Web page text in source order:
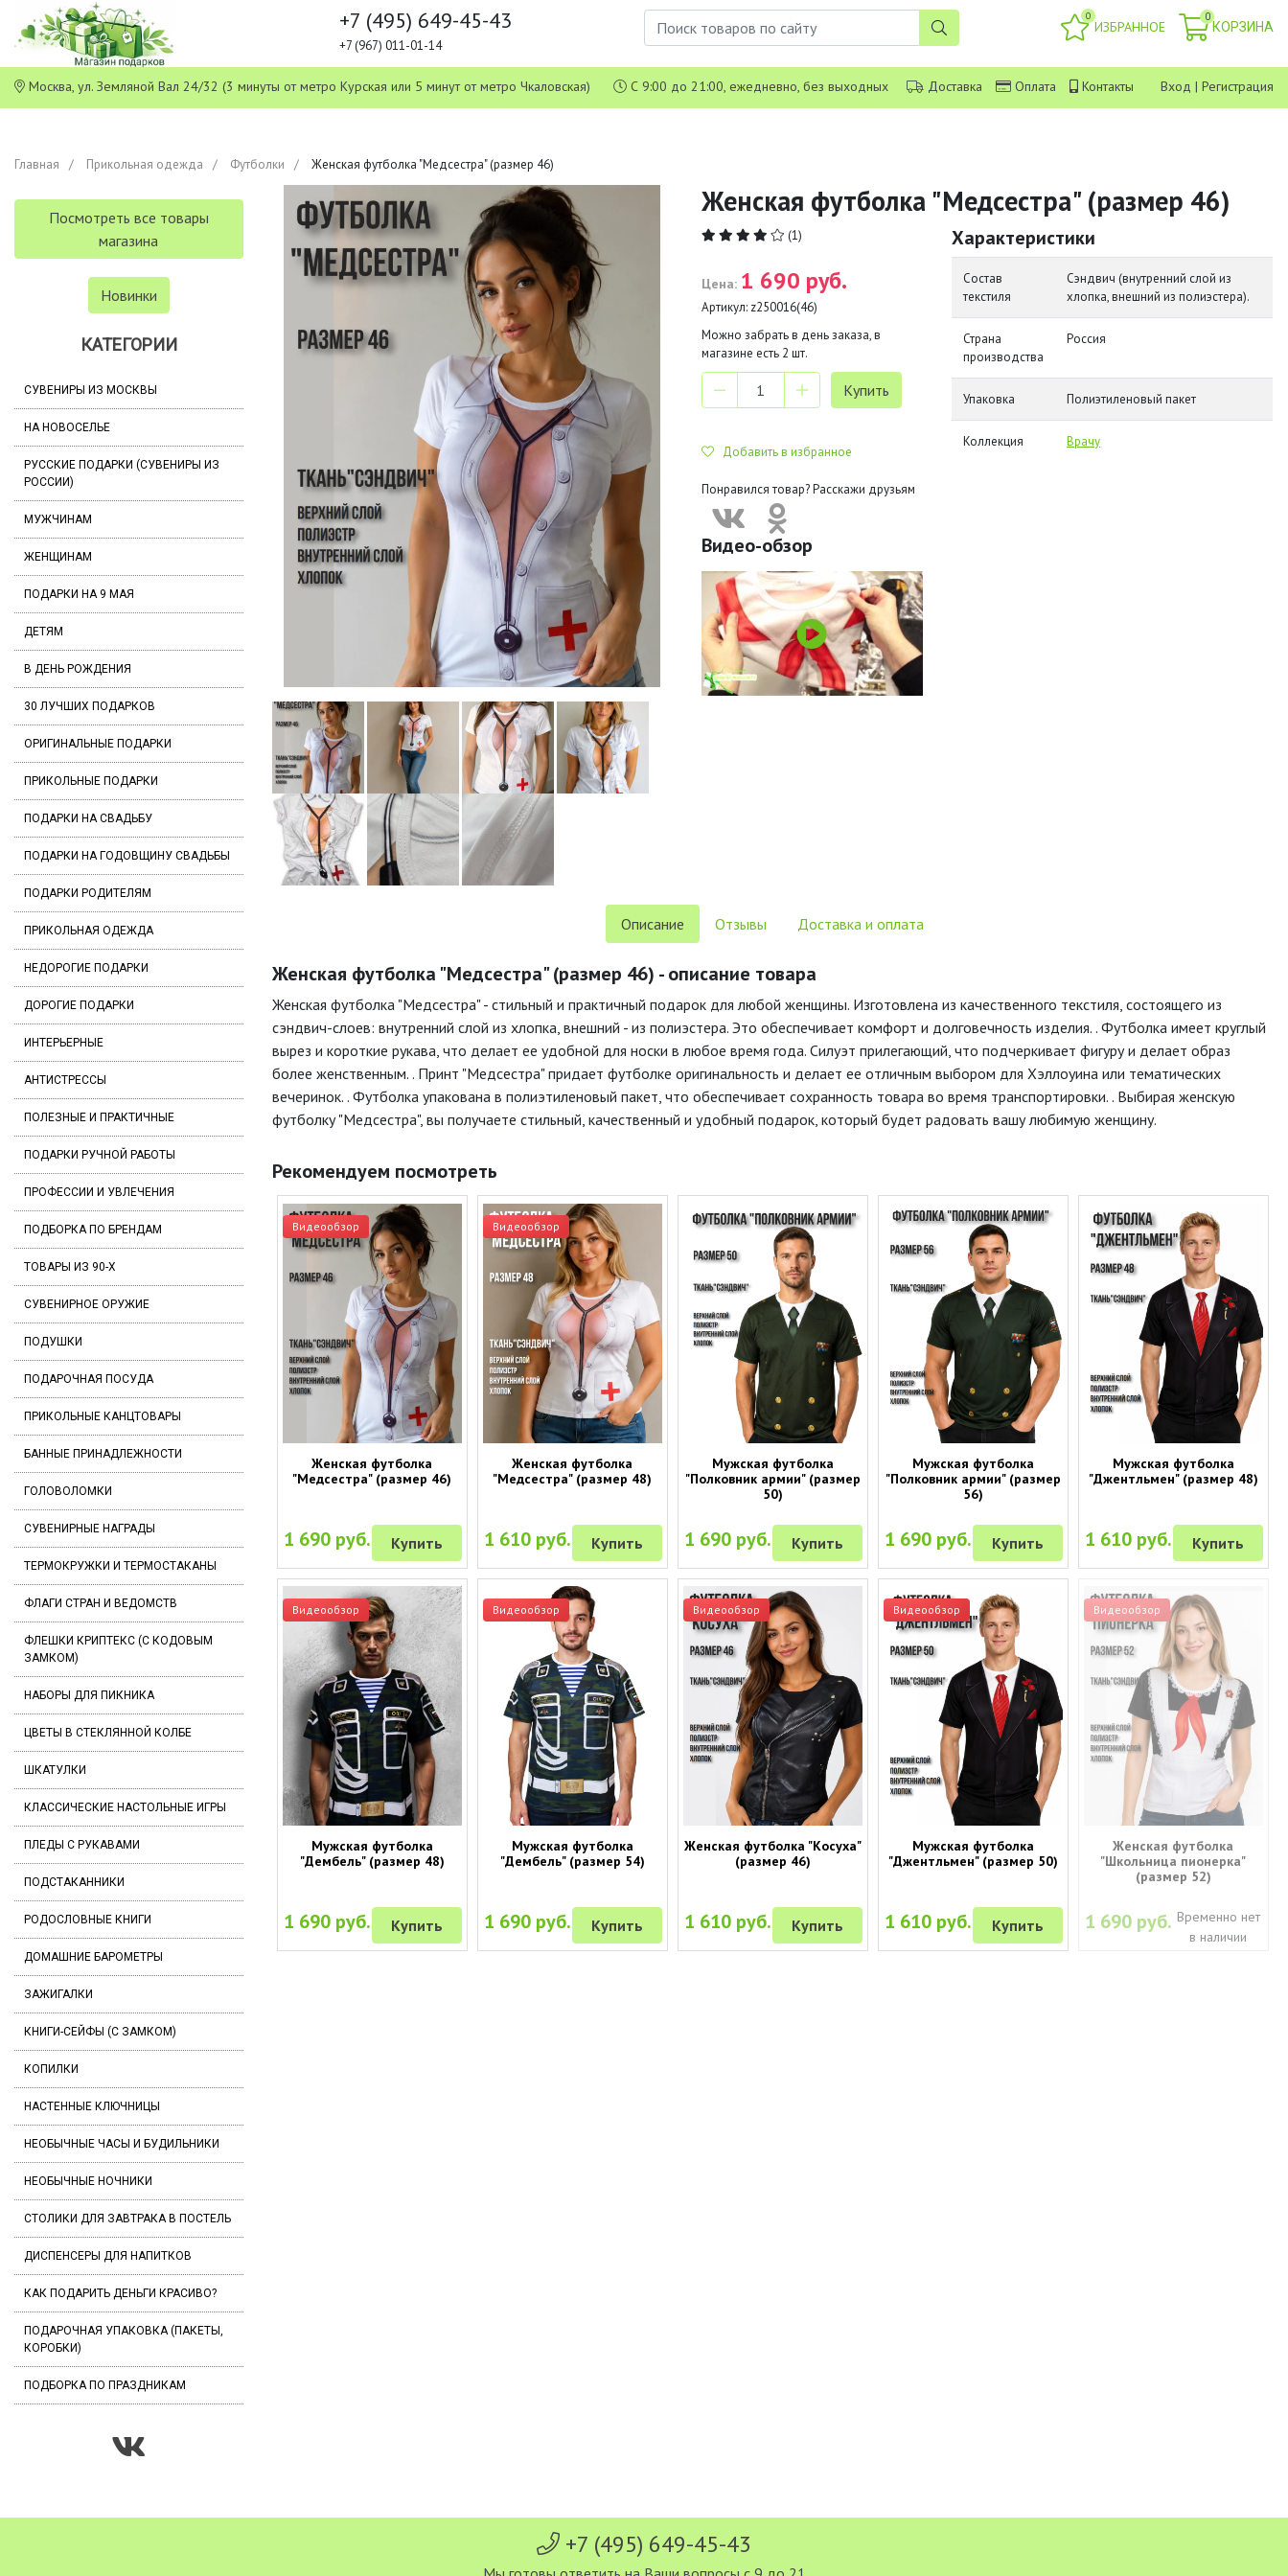
+7 (495) 649-45-43
+7 (967) 011-01-14
0
ИЗБРАННОЕ
0
КОРЗИНА
Москва, ул. Земляной Вал 24/32 (3 минуты от метро Курская или 5 минут от метро Чкаловская) С 9:00 до 21:00, ежедневно, без выходных Доставка Оплата Контакты Вход | Регистрация
Главная Прикольная одежда Футболки Женская футболка "Медсестра" (размер 46)
Посмотреть все товары
магазина
Новинки
КАТЕГОРИИ
СУВЕНИРЫ ИЗ МОСКВЫ
НА НОВОСЕЛЬЕ
РУССКИЕ ПОДАРКИ (СУВЕНИРЫ ИЗ
РОССИИ)
МУЖЧИНАМ
ЖЕНЩИНАМ
ПОДАРКИ НА 9 МАЯ
ДЕТЯМ
В ДЕНЬ РОЖДЕНИЯ
30 ЛУЧШИХ ПОДАРКОВ
ОРИГИНАЛЬНЫЕ ПОДАРКИ
ПРИКОЛЬНЫЕ ПОДАРКИ
ПОДАРКИ НА СВАДЬБУ
ПОДАРКИ НА ГОДОВЩИНУ СВАДЬБЫ
ПОДАРКИ РОДИТЕЛЯМ
ПРИКОЛЬНАЯ ОДЕЖДА
НЕДОРОГИЕ ПОДАРКИ
ДОРОГИЕ ПОДАРКИ
ИНТЕРЬЕРНЫЕ
АНТИСТРЕССЫ
ПОЛЕЗНЫЕ И ПРАКТИЧНЫЕ
ПОДАРКИ РУЧНОЙ РАБОТЫ
ПРОФЕССИИ И УВЛЕЧЕНИЯ
ПОДБОРКА ПО БРЕНДАМ
ТОВАРЫ ИЗ 90-Х
СУВЕНИРНОЕ ОРУЖИЕ
ПОДУШКИ
ПОДАРОЧНАЯ ПОСУДА
ПРИКОЛЬНЫЕ КАНЦТОВАРЫ
БАННЫЕ ПРИНАДЛЕЖНОСТИ
ГОЛОВОЛОМКИ
СУВЕНИРНЫЕ НАГРАДЫ
ТЕРМОКРУЖКИ И ТЕРМОСТАКАНЫ
ФЛАГИ СТРАН И ВЕДОМСТВ
ФЛЕШКИ КРИПТЕКС (С КОДОВЫМ
ЗАМКОМ)
НАБОРЫ ДЛЯ ПИКНИКА
ЦВЕТЫ В СТЕКЛЯННОЙ КОЛБЕ
ШКАТУЛКИ
КЛАССИЧЕСКИЕ НАСТОЛЬНЫЕ ИГРЫ
ПЛЕДЫ С РУКАВАМИ
ПОДСТАКАННИКИ
РОДОСЛОВНЫЕ КНИГИ
ДОМАШНИЕ БАРОМЕТРЫ
ЗАЖИГАЛКИ
КНИГИ-СЕЙФЫ (С ЗАМКОМ)
КОПИЛКИ
НАСТЕННЫЕ КЛЮЧНИЦЫ
НЕОБЫЧНЫЕ ЧАСЫ И БУДИЛЬНИКИ
НЕОБЫЧНЫЕ НОЧНИКИ
СТОЛИКИ ДЛЯ ЗАВТРАКА В ПОСТЕЛЬ
ДИСПЕНСЕРЫ ДЛЯ НАПИТКОВ
КАК ПОДАРИТЬ ДЕНЬГИ КРАСИВО?
ПОДАРОЧНАЯ УПАКОВКА (ПАКЕТЫ,
КОРОБКИ)
ПОДБОРКА ПО ПРАЗДНИКАМ
Женская футболка "Медсестра" (размер 46)
(1)
Цена: 1 690 руб.
Артикул: z250016(46)
Можно забрать в день заказа, в
магазине есть 2 шт.
Добавить в избранное
Понравился товар? Расскажи друзьям
Видео-обзор
Характеристики
Состав
текстиля
Сэндвич (внутренний слой из
хлопка, внешний из полиэстера).
Страна
производства
Россия
Упаковка Полиэтиленовый пакет
Коллекция Врачу
Описание Отзывы Доставка и оплата
Женская футболка "Медсестра" (размер 46) - описание товара
Женская футболка "Медсестра" - стильный и практичный подарок для любой женщины. Изготовлена из качественного текстиля, состоящего из
сэндвич-слоев: внутренний слой из хлопка, внешний - из полиэстера. Это обеспечивает комфорт и долговечность изделия. . Футболка имеет круглый
вырез и короткие рукава, что делает ее удобной для носки в любое время года. Силуэт прилегающий, что подчеркивает фигуру и делает образ
более женственным. . Принт "Медсестра" придает футболке оригинальность и делает ее отличным выбором для Хэллоуина или тематических
вечеринок. . Футболка упакована в полиэтиленовый пакет, что обеспечивает сохранность товара во время транспортировки. . Выбирая женскую
футболку "Медсестра", вы получаете стильный, качественный и удобный подарок, который будет радовать вашу любимую женщину.
Рекомендуем посмотреть
Видеообзор
Женская футболка
"Медсестра" (размер 46)
1 690 руб. Купить
Видеообзор
Женская футболка
"Медсестра" (размер 48)
1 610 руб. Купить
Мужская футболка
"Полковник армии" (размер
50)
1 690 руб. Купить
Мужская футболка
"Полковник армии" (размер
56)
1 690 руб. Купить
Мужская футболка
"Джентльмен" (размер 48)
1 610 руб. Купить
Видеообзор
Мужская футболка
"Дембель" (размер 48)
1 690 руб. Купить
Видеообзор
Мужская футболка
"Дембель" (размер 54)
1 690 руб. Купить
Видеообзор
Женская футболка "Косуха"
(размер 46)
1 610 руб. Купить
Видеообзор
Мужская футболка
"Джентльмен" (размер 50)
1 610 руб. Купить
Видеообзор
Женская футболка
"Школьница пионерка"
(размер 52)
1 690 руб. Временно нет
в наличии
+7 (495) 649-45-43